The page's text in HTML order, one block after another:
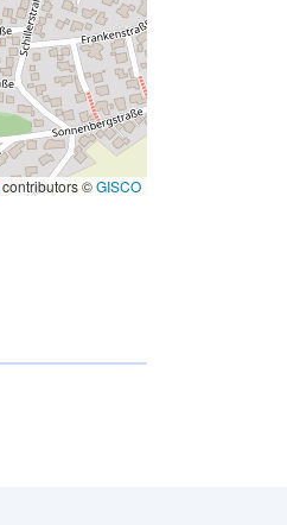
contributors ©GISCO